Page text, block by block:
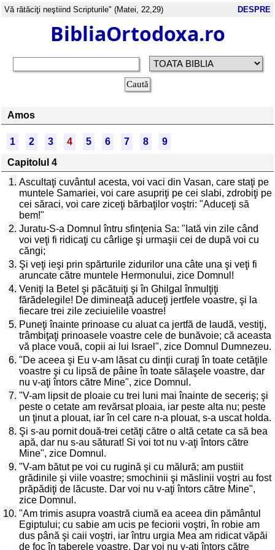
Vă rătăciţi neştiind Scripturile" (Matei, 22,29) DESPRE
BibliaOrtodoxa.ro
Amos
1 2 3 4 5 6 7 8
9
Capitolul 4
1. Ascultaţi cuvântul acesta, voi vaci din Vasan, care staţi pe
muntele Samariei, voi care asupriţi pe cei slabi, zdrobiţi pe
cei săraci, voi care ziceţi bărbaţilor voştri: "Aduceţi să
bem!"
2. Juratu-S-a Domnul întru sfinţenia Sa: "Iată vin zile când
voi veţi fi ridicaţi cu cârlige şi urmaşii cei de după voi cu
căngi;
3. Şi veţi ieşi prin spărturile zidurilor una câte una şi veţi fi
aruncate către muntele Hermonului, zice Domnul!
4. Veniţi la Betel şi păcătuiţi şi în Ghilgal înmulţiţi
fărădelegile! De dimineaţă aduceţi jertfele voastre, şi la
fiecare trei zile zeciuielile voastre!
5. Puneţi înainte prinoase cu aluat ca jertfă de laudă, vestiţi,
trâmbiţaţi prinoasele voastre cele de bunăvoie; că aceasta
vă place vouă, copii ai lui Israel", zice Domnul Dumnezeu.
6. "De aceea şi Eu v-am lăsat cu dinţii curaţi în toate cetăţile
voastre şi cu lipsă de pâine în toate sălaşele voastre, dar
nu v-aţi întors către Mine", zice Domnul.
7. "V-am lipsit de ploaie cu trei luni mai înainte de seceriş; şi
peste o cetate am revărsat ploaia, iar peste alta nu; peste
un ţinut a plouat, iar în cel care n-a plouat, s-a uscat holda.
8. Şi s-au pornit două-trei cetăţi către o altă cetate ca să bea
apă, dar nu s-au săturat! Si voi tot nu v-aţi întors către
Mine", zice Domnul.
9. "V-am bătut pe voi cu rugină şi cu mălură; am pustiit
grădinile şi viile voastre; smochinii şi măslinii voştri au fost
prăpădiţi de lăcuste. Dar voi nu v-aţi întors către Mine",
zice Domnul.
10. "Am trimis asupra voastră ciumă ea aceea din pământul
Egiptului; cu sabie am ucis pe feciorii voştri, în robie am
dus până şi caii voştri, iar întru urgia Mea am ridicat văpăi
de foc în taberele voastre. Dar voi nu v-aţi întors către